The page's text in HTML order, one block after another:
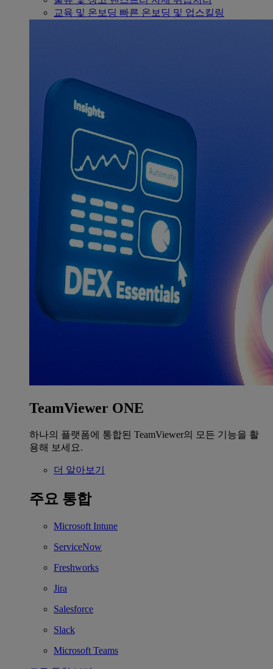
교육 및 온보딩 빠른 온보딩 및 업스킬링
TeamViewer ONE
하나의 플랫폼에 통합된 TeamViewer의 모든 기능을 활
용해 보세요.
더 알아보기
주요 통합
Microsoft Intune
ServiceNow
Freshworks
Jira
Salesforce
Slack
Microsoft Teams